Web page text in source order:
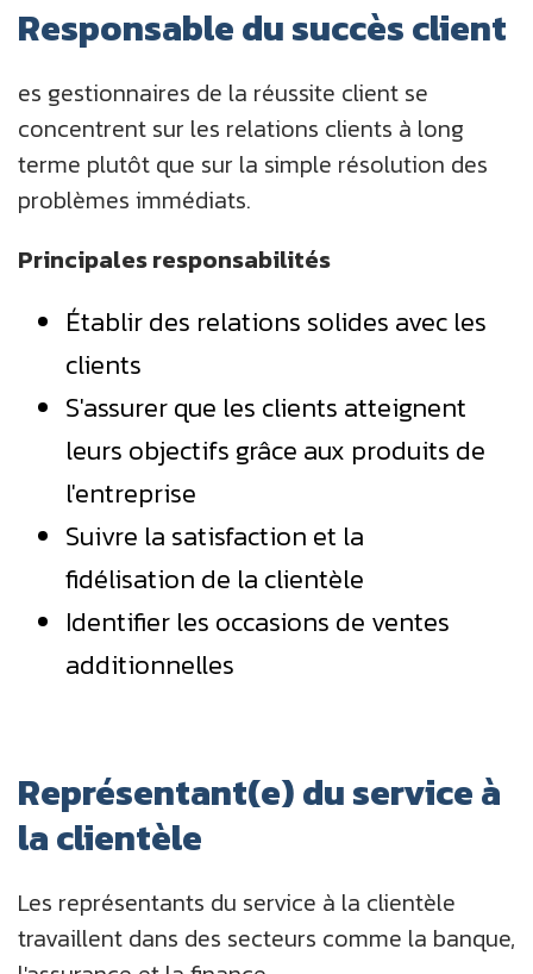
Responsable du succès client
es gestionnaires de la réussite client se
concentrent sur les relations clients à long
terme plutôt que sur la simple résolution des
problèmes immédiats.
Principales responsabilités
Établir des relations solides avec les
clients
S'assurer que les clients atteignent
leurs objectifs grâce aux produits de
l'entreprise
Suivre la satisfaction et la
fidélisation de la clientèle
Identifier les occasions de ventes
additionnelles
Représentant(e) du service à
la clientèle
Les représentants du service à la clientèle
travaillent dans des secteurs comme la banque,